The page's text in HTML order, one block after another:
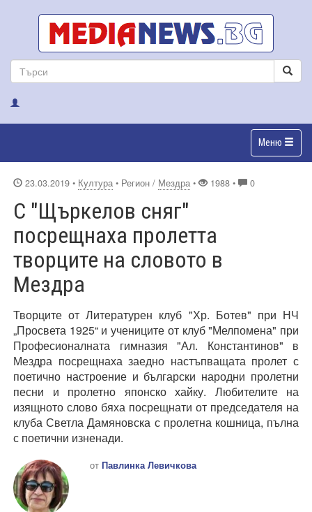
Меню
23.03.2019 • Култура • Регион / Мездра • 1988 • 0
С "Щъркелов сняг"
посрещнаха пролетта
творците на словото в
Мездра
Творците от Литературен клуб "Хр. Ботев" при НЧ
„Просвета 1925“ и учениците от клуб "Мелпомена" при
Професионалната гимназия "Ал. Константинов" в
Мездра посрещнаха заедно настъпващата пролет с
поетично настроение и български народни пролетни
песни и пролетно японско хайку. Любителите на
изящното слово бяха посрещнати от председателя на
клуба Светла Дамяновска с пролетна кошница, пълна
с поетични изненади.
от Павлинка Левичкова